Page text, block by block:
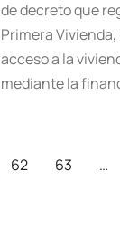
de decreto que
Primera
acceso a la
mediante la
62 63 …